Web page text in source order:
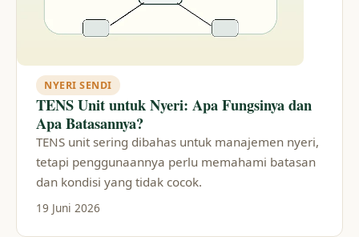
NYERI SENDI
TENS Unit untuk Nyeri: Apa Fungsinya dan
Apa Batasannya?
TENS unit sering dibahas untuk manajemen nyeri,
tetapi penggunaannya perlu memahami batasan
dan kondisi yang tidak cocok.
19 Juni 2026